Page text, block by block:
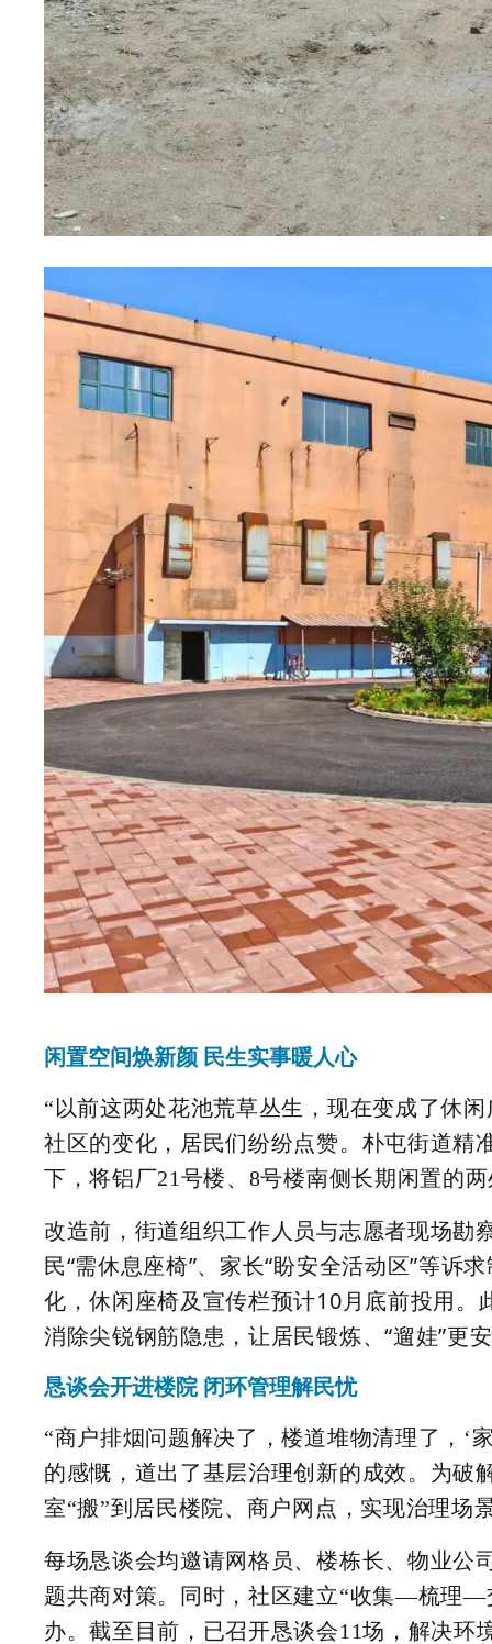
闲置空间焕新颜 民生实事暖人心
“以前这两处花池荒草丛生，现在变成了休
社区的变化，居民们纷纷点赞。朴屯街道精
下，将铝厂21号楼、8号楼南侧长期闲置的
改造前，街道组织工作人员与志愿者现场勘
民“需休息座椅”、家长“盼安全活动区”等诉
化，休闲座椅及宣传栏预计10月底前投用
消除尖锐钢筋隐患，让居民锻炼、“遛娃”更
恳谈会开进楼院 闭环管理解民忧
“商户排烟问题解决了，楼道堆物清理了，‘
的感慨，道出了基层治理创新的成效。为破
室“搬”到居民楼院、商户网点，实现治理场
每场恳谈会均邀请网格员、楼栋长、物业公
题共商对策。同时，社区建立“收集—梳理—
办。截至目前，已召开恳谈会11场，解决环